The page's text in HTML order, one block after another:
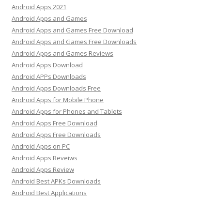
Android Apps 2021
Android Apps and Games
Android Apps and Games Free Download
Android Apps and Games Free Downloads
Android Apps and Games Reviews
Android Apps Download
Android APPs Downloads
Android Apps Downloads Free
Android Apps for Mobile Phone
Android Apps for Phones and Tablets
Android Apps Free Download
Android Apps Free Downloads
Android Apps on PC
Android Apps Reveiws
Android Apps Review
Android Best APKs Downloads
Android Best Applications